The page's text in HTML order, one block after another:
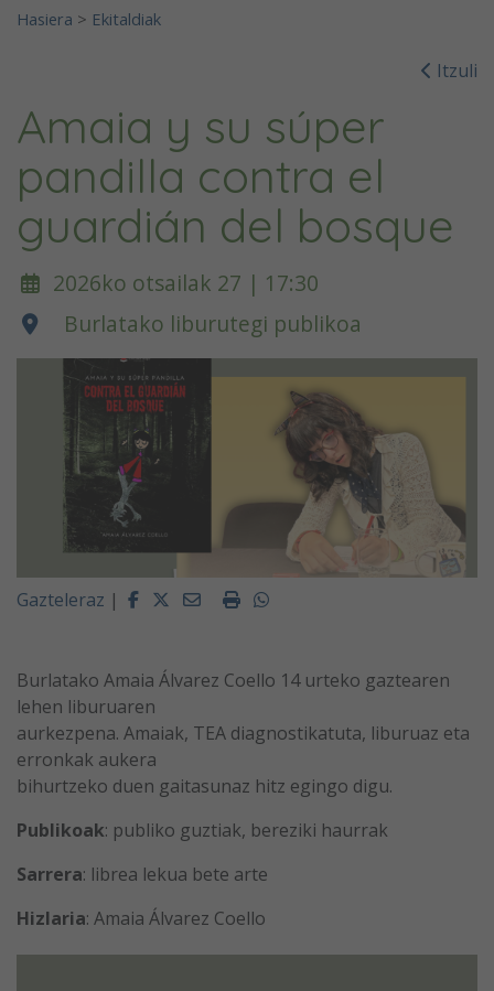
Hasiera > Ekitaldiak
Itzuli
Amaia y su súper
pandilla contra el
guardián del bosque
2026ko otsailak 27 | 17:30
Burlatako liburutegi publikoa
Gazteleraz | FacebookTwitterEmailImprimirWhatsapp
Burlatako Amaia Álvarez Coello 14 urteko gaztearen
lehen liburuaren
aurkezpena. Amaiak, TEA diagnostikatuta, liburuaz eta
erronkak aukera
bihurtzeko duen gaitasunaz hitz egingo digu.
Publikoak: publiko guztiak, bereziki haurrak
Sarrera: librea lekua bete arte
Hizlaria: Amaia Álvarez Coello